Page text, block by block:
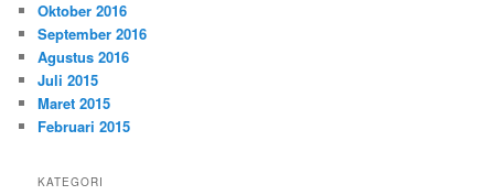
Oktober 2016
September 2016
Agustus 2016
Juli 2015
Maret 2015
Februari 2015
KATEGORI